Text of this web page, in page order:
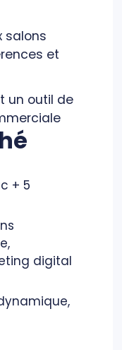
salons
et
un outil de
+ 5
digital